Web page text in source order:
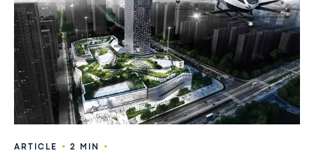
ARTICLE • 2 MIN •